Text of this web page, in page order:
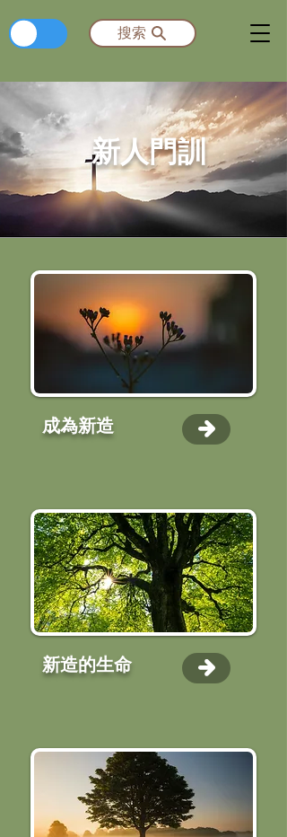
​繁 搜索
新人門訓
成為新造
新造的生命